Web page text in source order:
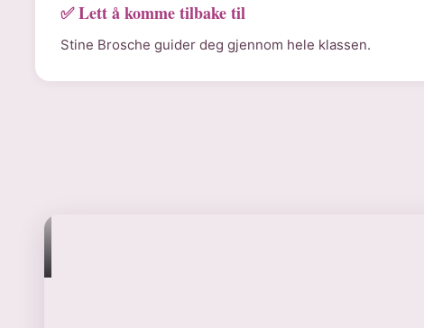
✅ Lett å komme tilbake til
Stine Brosche guider deg gjennom hele klassen.